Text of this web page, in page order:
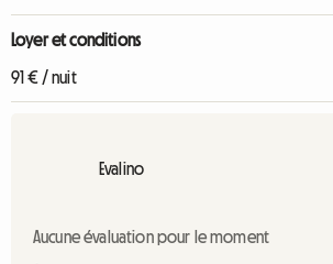
Loyer et conditions
91 € / nuit
Evalino
Aucune évaluation pour le moment